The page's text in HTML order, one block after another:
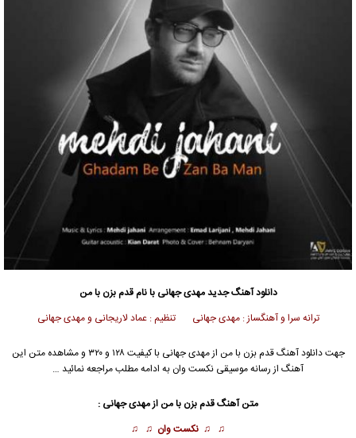
دانلود آهنگ جدیدمهدی جهانی با نام قدم بزن با من
ترانه سرا و آهنگساز : مهدی جهانی تنظیم : عماد لاریجانی و مهدی جهانی
جهت دانلود آهنگ قدم بزن با من از مهدی جهانی با کیفیت ۱۲۸ و ۳۲۰ و مشاهده متن این
آهنگ از رسانه موسیقی نکست وان به ادامه مطلب مراجعه نمائید …
متن آهنگ قدم بزن با من از مهدی جهانی :
♫ ♫ نکست وان ♫ ♫